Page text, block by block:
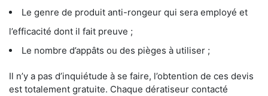
Le genre de produit anti-rongeur qui sera employé et
l’efficacité dont il fait preuve ;
Le nombre d’appâts ou des pièges à utiliser ;
Il n’y a pas d’inquiétude à se faire, l’obtention de ces devis
est totalement gratuite. Chaque dératiseur contacté